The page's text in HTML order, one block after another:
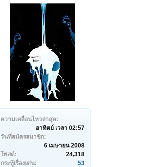
ความเคลื่อนไหวล่าสุด:
อาทิตย์ เวลา 02:57
วันที่สมัครสมาชิก:
6 เมษายน 2008
โพสต์:
24,318
กระทู้เรื่องเด่น:
53